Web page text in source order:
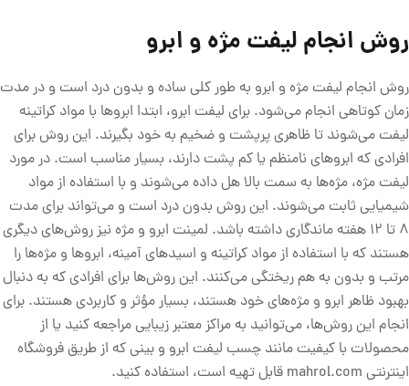
روش انجام لیفت مژه و ابرو
روش انجام لیفت مژه و ابرو به طور کلی ساده و بدون درد است و در مدت
زمان کوتاهی انجام می‌شود. برای لیفت ابرو، ابتدا ابروها با مواد کراتینه
لیفت می‌شوند تا ظاهری پرپشت و ضخیم به خود بگیرند. این روش برای
افرادی که ابروهای نامنظم یا کم پشت دارند، بسیار مناسب است. در مورد
لیفت مژه، مژه‌ها به سمت بالا هل داده می‌شوند و با استفاده از مواد
شیمیایی ثابت می‌شوند. این روش بدون درد است و می‌تواند برای مدت
8 تا 12 هفته ماندگاری داشته باشد. لمینت ابرو و مژه نیز روش‌های دیگری
هستند که با استفاده از مواد کراتینه و اسید‌های آمینه، ابروها و مژه‌ها را
مرتب و بدون به هم ریختگی می‌کنند. این روش‌ها برای افرادی که به دنبال
بهبود ظاهر ابرو و مژه‌های خود هستند، بسیار مؤثر و کاربردی هستند. برای
انجام این روش‌ها، می‌توانید به مراکز معتبر زیبایی مراجعه کنید یا از
محصولات با کیفیت مانند چسب لیفت ابرو و بینی که از طریق فروشگاه
اینترنتی mahrol.com قابل تهیه است، استفاده کنید.